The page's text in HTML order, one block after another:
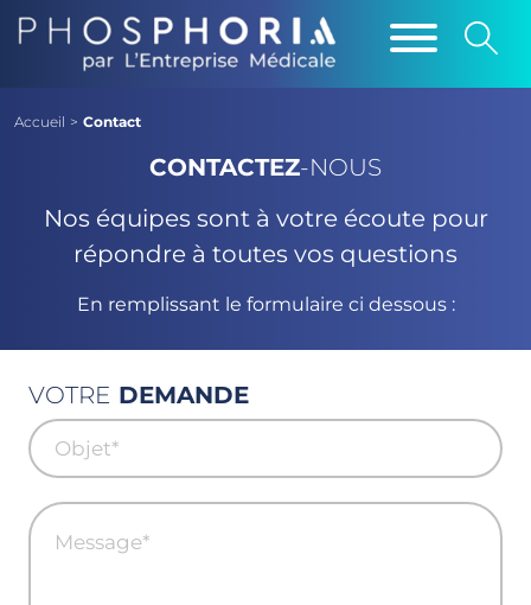
Accueil > Contact
CONTACTEZ-NOUS
Nos équipes sont à votre écoute pour
répondre à toutes vos questions
En remplissant le formulaire ci dessous :
VOTRE DEMANDE